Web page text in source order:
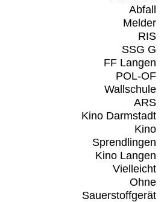
Abfall
Melder
RIS
SSG G
FF Langen
POL-OF
Wallschule
ARS
Kino Darmstadt
Kino
Sprendlingen
Kino Langen
Vielleicht
Ohne
Sauerstoffgerät